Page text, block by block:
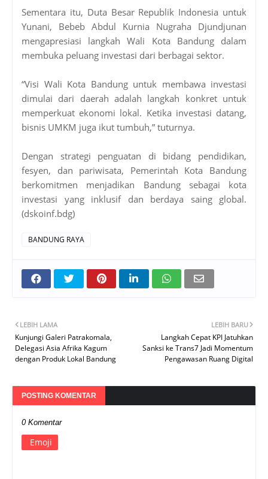
Sementara itu, Duta Besar Republik Indonesia untuk
Yunani, Bebeb Abdul Kurnia Nugraha Djundjunan
mengapresiasi langkah Wali Kota Bandung dalam
membuka peluang investasi dari berbagai sektor.
“Visi Wali Kota Bandung untuk membawa investasi
dimulai dari daerah adalah langkah konkret untuk
memperkuat ekonomi lokal. Ketika investasi datang,
bisnis UMKM juga ikut tumbuh,” tuturnya.
Dengan strategi penguatan di bidang pendidikan,
fesyen, dan pariwisata, Pemerintah Kota Bandung
berkomitmen menjadikan Bandung sebagai kota
investasi yang inklusif dan berdaya saing global.
(dskoinf.bdg)
BANDUNG RAYA
LEBIH BARU
Langkah Cepat KPI Jatuhkan
Sanksi ke Trans7 Jadi Momentum
Pengawasan Ruang Digital
LEBIH LAMA
Kunjungi Galeri Patrakomala,
Delegasi Asia Afrika Kagum
dengan Produk Lokal Bandung
POSTING KOMENTAR
0 Komentar
Emoji